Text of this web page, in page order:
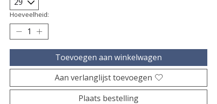
Hoeveelheid:
Toevoegen aan winkelwagen
Aan verlanglijst toevoegen
Plaats bestelling